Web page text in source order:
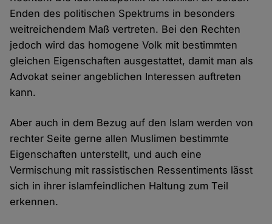
Enden des politischen Spektrums in besonders
weitreichendem Maß vertreten. Bei den Rechten
jedoch wird das homogene Volk mit bestimmten
gleichen Eigenschaften ausgestattet, damit man als
Advokat seiner angeblichen Interessen auftreten
kann.
Aber auch in dem Bezug auf den Islam werden von
rechter Seite gerne allen Muslimen bestimmte
Eigenschaften unterstellt, und auch eine
Vermischung mit rassistischen Ressentiments lässt
sich in ihrer islamfeindlichen Haltung zum Teil
erkennen.